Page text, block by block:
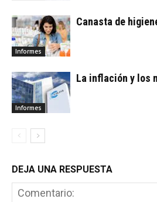
Informes
Canasta de
Informes
La inflación y los
DEJA UNA RESPUESTA